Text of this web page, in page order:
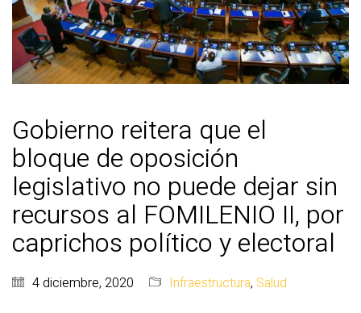
Gobierno reitera que el
bloque de oposición
legislativo no puede dejar sin
recursos al FOMILENIO II, por
caprichos político y electoral
4 diciembre, 2020 Infraestructura, Salud